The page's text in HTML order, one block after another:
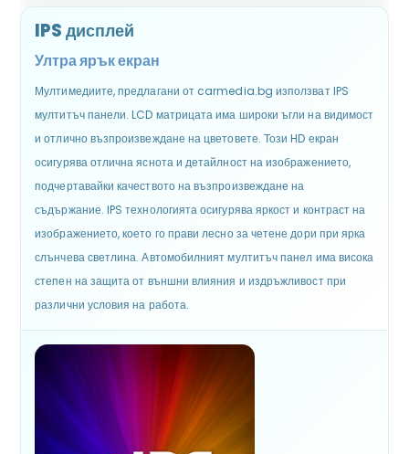
IPS дисплей
Ултра ярък екран
Мултимедиите, предлагани от carmedia.bg използват IPS
мултитъч панели. LCD матрицата има широки ъгли на видимост
и отлично възпроизвеждане на цветовете. Този HD екран
осигурява отлична яснота и детайлност на изображението,
подчертавайки качеството на възпроизвеждане на
съдържание. IPS технологията осигурява яркост и контраст на
изображението, което го прави лесно за четене дори при ярка
слънчева светлина. Автомобилният мултитъч панел има висока
степен на защита от външни влияния и издръжливост при
различни условия на работа.